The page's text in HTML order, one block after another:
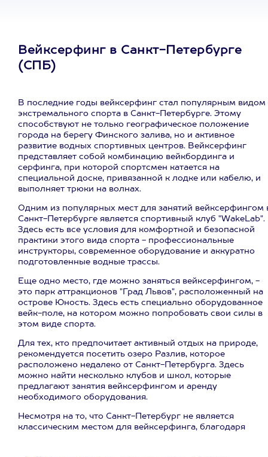
Вейксерфинг в Санкт-Петербурге
(СПБ)
В последние годы вейксерфинг стал популярным видом
экстремального спорта в Санкт-Петербурге. Этому
способствуют не только географическое положение
города на берегу Финского залива, но и активное
развитие водных спортивных центров. Вейксерфинг
представляет собой комбинацию вейкбординга и
серфинга, при которой спортсмен катается на
специальной доске, привязанной к лодке или кабелю, и
выполняет трюки на волнах.
Одним из популярных мест для занятий вейксерфингом
Санкт-Петербурге является спортивный клуб "WakeLab".
Здесь есть все условия для комфортной и безопасной
практики этого вида спорта - профессиональные
инструкторы, современное оборудование и аккуратно
подготовленные водные трассы.
Еще одно место, где можно заняться вейксерфингом, -
это парк аттракционов "Град Львов", расположенный на
острове Юность. Здесь есть специально оборудованное
вейк-поле, на котором можно попробовать свои силы в
этом виде спорта.
Для тех, кто предпочитает активный отдых на природе,
рекомендуется посетить озеро Разлив, которое
расположено недалеко от Санкт-Петербурга. Здесь
можно найти несколько клубов и школ, которые
предлагают занятия вейксерфингом и аренду
необходимого оборудования.
Несмотря на то, что Санкт-Петербург не является
классическим местом для вейксерфинга, благодаря